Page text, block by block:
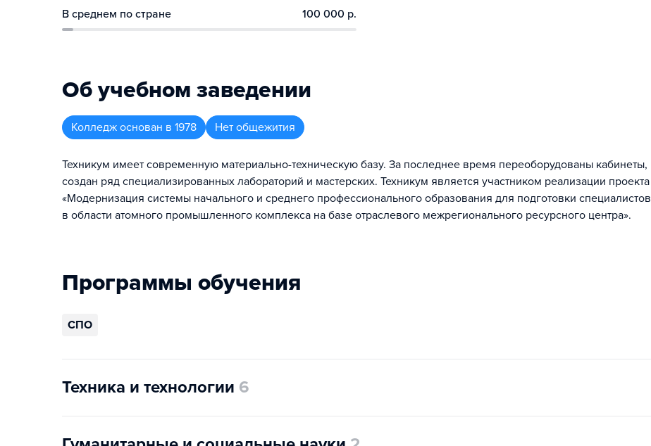
В среднем по стране 100 000 р.
Об учебном заведении
Колледж основан в 1978 Нет общежития
Техникум имеет современную материально-техническую базу. За последнее время переоборудованы кабинеты,
создан ряд специализированных лабораторий и мастерских. Техникум является участником реализации проекта
«Модернизация системы начального и среднего профессионального образования для подготовки специалистов
в области атомного промышленного комплекса на базе отраслевого межрегионального ресурсного центра».
Программы обучения
СПО
Техника и технологии 6